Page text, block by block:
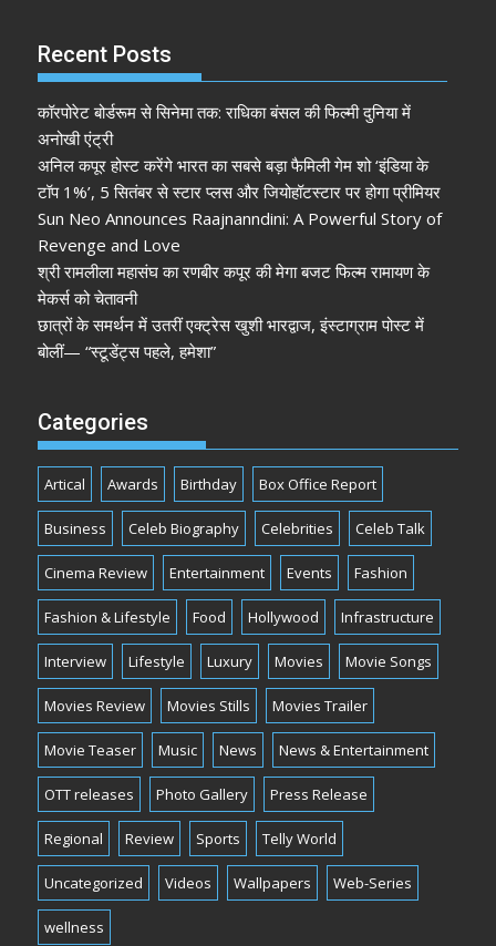
Recent Posts
कॉरपोरेट बोर्डरूम से सिनेमा तक: राधिका बंसल की फिल्मी दुनिया में
अनोखी एंट्री
अनिल कपूर होस्ट करेंगे भारत का सबसे बड़ा फैमिली गेम शो ‘इंडिया के
टॉप 1%’, 5 सितंबर से स्टार प्लस और जियोहॉटस्टार पर होगा प्रीमियर
Sun Neo Announces Raajnanndini: A Powerful Story of
Revenge and Love
श्री रामलीला महासंघ का रणबीर कपूर की मेगा बजट फिल्म रामायण के
मेकर्स को चेतावनी
छात्रों के समर्थन में उतरीं एक्ट्रेस खुशी भारद्वाज, इंस्टाग्राम पोस्ट में
बोलीं— “स्टूडेंट्स पहले, हमेशा”
Categories
Artical Awards Birthday Box Office Report
Business Celeb Biography Celebrities Celeb Talk
Cinema Review Entertainment Events Fashion
Fashion & Lifestyle Food Hollywood Infrastructure
Interview Lifestyle Luxury Movies Movie Songs
Movies Review Movies Stills Movies Trailer
Movie Teaser Music News News & Entertainment
OTT releases Photo Gallery Press Release
Regional Review Sports Telly World
Uncategorized Videos Wallpapers Web-Series
wellness